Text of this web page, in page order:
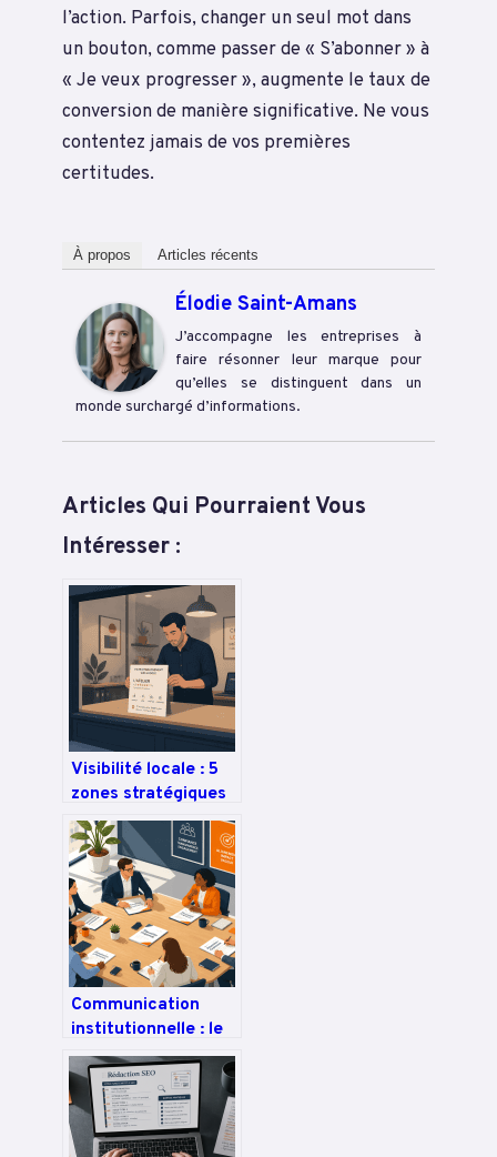
l’action. Parfois, changer un seul mot dans
un bouton, comme passer de « S’abonner » à
« Je veux progresser », augmente le taux de
conversion de manière significative. Ne vous
contentez jamais de vos premières
certitudes.
À propos Articles récents
Élodie Saint-Amans
J’accompagne les entreprises à
faire résonner leur marque pour
qu’elles se distinguent dans un
monde surchargé d’informations.
Articles Qui Pourraient Vous
Intéresser :
Visibilité locale : 5
zones stratégiques
pour intégrer vos
mots-clés sans
risquer la pénalité
Communication
institutionnelle : le
levier stratégique
pour bâtir une
réputation durable